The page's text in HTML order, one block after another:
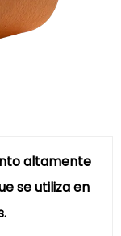
altamente
se utiliza en